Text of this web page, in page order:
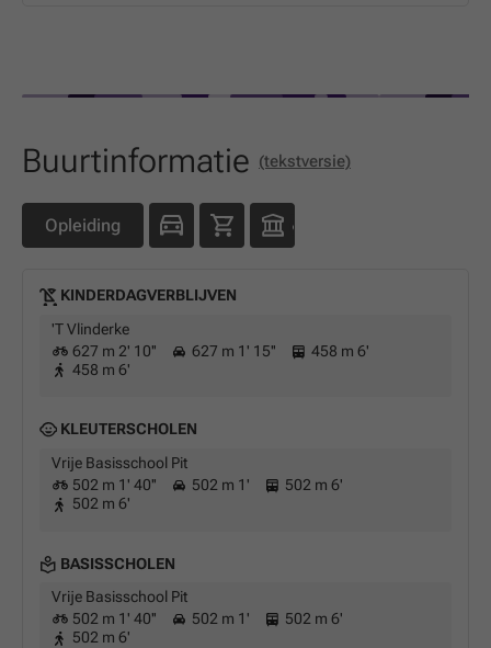
Buurtinformatie (tekstversie)
Opleiding
KINDERDAGVERBLIJVEN
'T Vlinderke
627 m 2' 10''
627 m 1' 15''
458 m 6'
458 m 6'
KLEUTERSCHOLEN
Vrije Basisschool Pit
502 m 1' 40''
502 m 1'
502 m 6'
502 m 6'
BASISSCHOLEN
Vrije Basisschool Pit
502 m 1' 40''
502 m 1'
502 m 6'
502 m 6'